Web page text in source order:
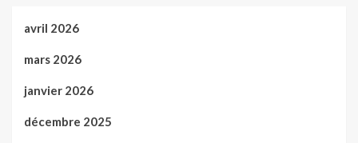
avril 2026
mars 2026
janvier 2026
décembre 2025